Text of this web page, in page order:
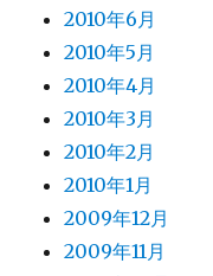
2010年6月
2010年5月
2010年4月
2010年3月
2010年2月
2010年1月
2009年12月
2009年11月